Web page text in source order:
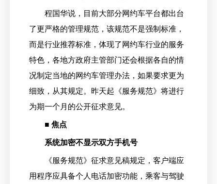
程国华说，目前大部分网约车平台都出台
了更严格的管理规范，该规范不是强制标准，
而是行业推荐标准，体现了网约车行业的服务
特色，各地方政府主管部门还会根据各自的情
况制定当地的网约车管理办法，如果要求更为
细致，从其规定。昨天起《服务规范》将进行
为期一个月的公开征求意见。
■ 焦点
系统加密不显示双方手机号
《服务规范》征求意见稿规定，客户端应
用程序应具备个人电话加密功能，乘客与驾驶